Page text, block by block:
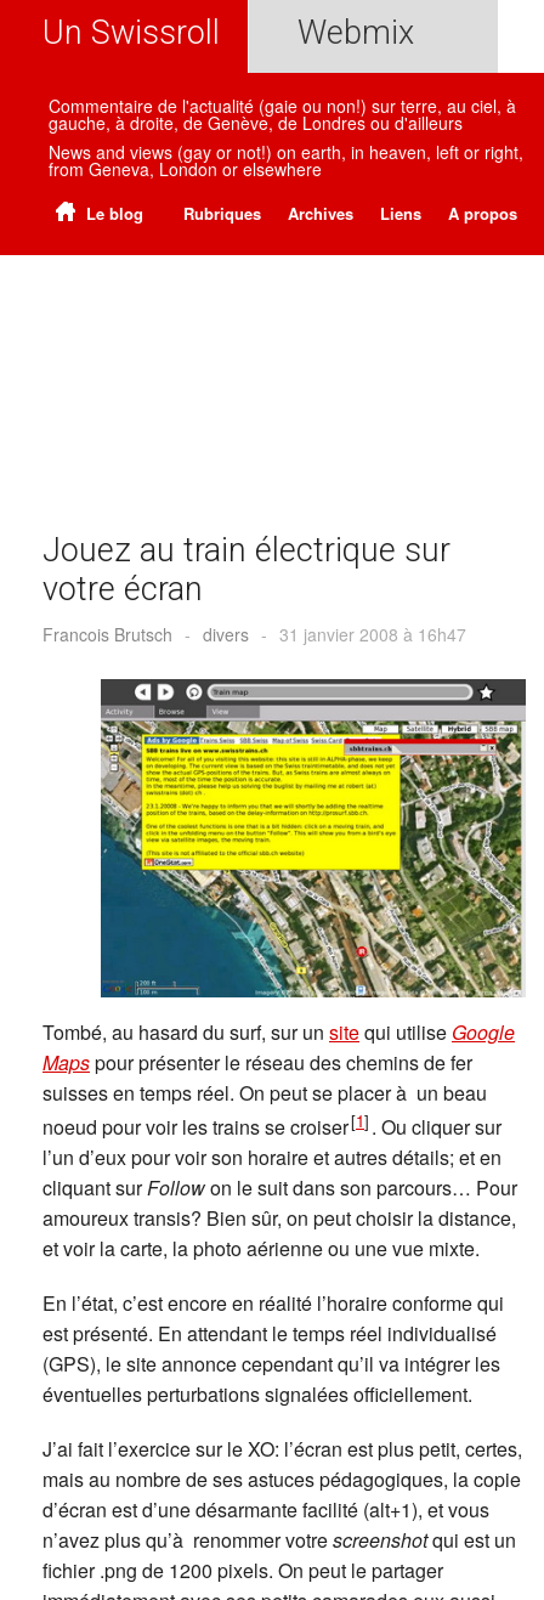
Un Swissroll Webmix
Commentaire de l'actualité (gaie ou non!) sur terre, au ciel, à
gauche, à droite, de Genève, de Londres ou d'ailleurs
News and views (gay or not!) on earth, in heaven, left or right,
from Geneva, London or elsewhere
Le blog Rubriques Archives Liens A propos
Jouez au train électrique sur
votre écran
Francois Brutsch - divers - 31 janvier 2008 à 16h47
Tombé, au hasard du surf, sur un sitequi utilise Google
Mapspour présenter le réseau des chemins de fer
suisses en temps réel. On peut se placer à un beau
noeud pour voir les trains se croiser[1] . Ou cliquer sur
l’un d’eux pour voir son horaire et autres détails; et en
cliquant surFollowon le suit dans son parcours… Pour
amoureux transis? Bien sûr, on peut choisir la distance,
et voir la carte, la photo aérienne ou une vue mixte.
En l’état, c’est encore en réalité l’horaire conforme qui
est présenté. En attendant le temps réel individualisé
(GPS), le site annonce cependant qu’il va intégrer les
éventuelles perturbations signalées officiellement.
J’ai fait l’exercice sur le XO: l’écran est plus petit, certes,
mais au nombre de ses astuces pédagogiques, la copie
d’écran est d’une désarmante facilité (alt+1), et vous
n’avez plus qu’à renommer votrescreenshotqui est un
fichier .png de 1200 pixels. On peut le partager